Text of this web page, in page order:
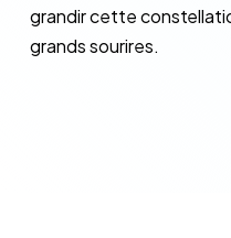
grandir cette
grands sourires.